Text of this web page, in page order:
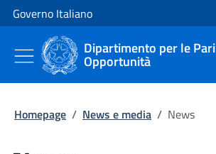
Vai al contenuto
Vai alla navigazione del sito
Governo Italiano
Dipartimento per le Pari
Opportunità
Homepage / News e media / News